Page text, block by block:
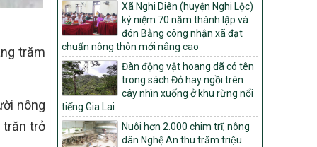
trăm
nông
trăn trở
Quyết định số 16/2026/QĐ-TTg
Quy định nguyên tắc, tiêu chí, định mức
phân bổ ngân sách trung ương và tỉ lệ
vốn đối ứng ngân sách của địa phương
thực hiện Chương trình mục tiêu quốc gia
xây dựng nông thôn mới, giảm nghèo
bền vững và phát triển kinh tế – xã hội
vùng đồng bào dân tộc thiểu số và miền
núi giai đoạn 2026 – 2030
1451/QĐ-UBND
Xã Nghi Diên (huyện Nghi Lộc)
kỷ niệm 70 năm thành lập và
đón Bằng công nhận xã đạt
chuẩn nông thôn mới nâng cao
Đàn động vật hoang dã có tên
trong sách Đỏ hay ngồi trên
cây nhìn xuống ở khu rừng nổi
tiếng Gia Lai
Nuôi hơn 2.000 chim trĩ, nông
dân Nghệ An thu trăm triệu